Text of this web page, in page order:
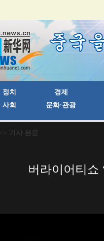
>> 기사 본문
버라이어티쇼